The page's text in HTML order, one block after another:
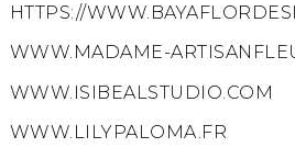
HTTPS://
WWW.MADAME-
WWW.ISIBEALSTUDIO.COM
WWW.LILYPALOMA.FR